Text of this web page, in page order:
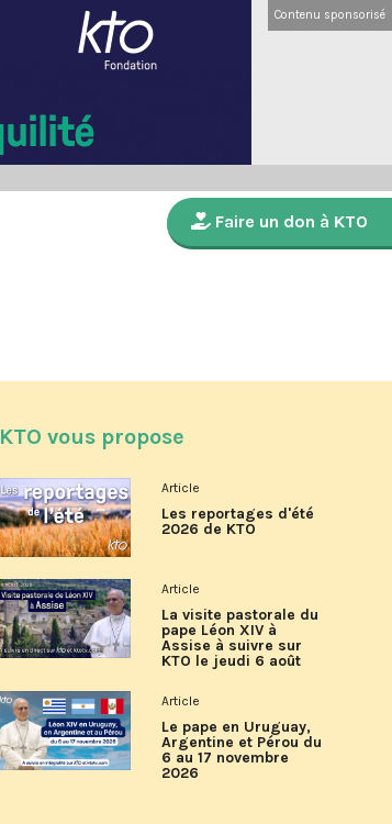
Contenu sponsorisé
Faire un don à KTO
KTO vous propose
Article
Les reportages d'été
2026 de KTO
Article
La visite pastorale du
pape Léon XIV à
Assise à suivre sur
KTO le jeudi 6 août
Article
Le pape en Uruguay,
Argentine et Pérou du
6 au 17 novembre
2026